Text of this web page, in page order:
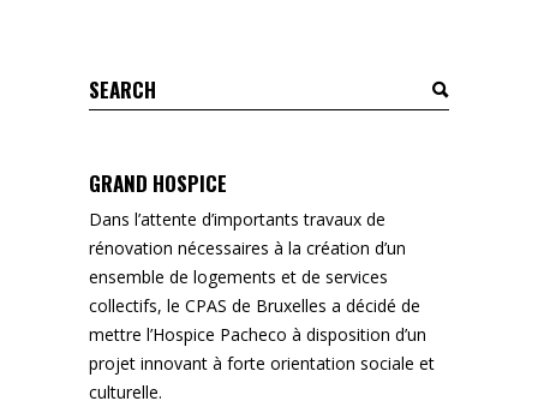
Search
for:
GRAND HOSPICE
Dans l’attente d’importants travaux de
rénovation nécessaires à la création d’un
ensemble de logements et de services
collectifs, le CPAS de Bruxelles a décidé de
mettre l’Hospice Pacheco à disposition d’un
projet innovant à forte orientation sociale et
culturelle.